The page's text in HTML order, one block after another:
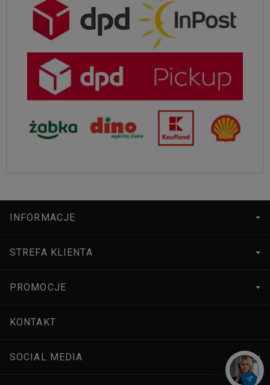
INFORMACJE
STREFA KLIENTA
PROMOCJE
KONTAKT
SOCIAL MEDIA